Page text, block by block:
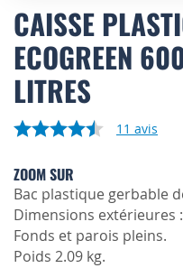
to
the
beginning
of
the
images
gallery
CAISSE
ECOGREEN
LITRES
11 avis
ZOOM SUR
Bac plastique gerbable
Dimensions extérieures :
Fonds et parois pleins.
Poids 2.09 kg.